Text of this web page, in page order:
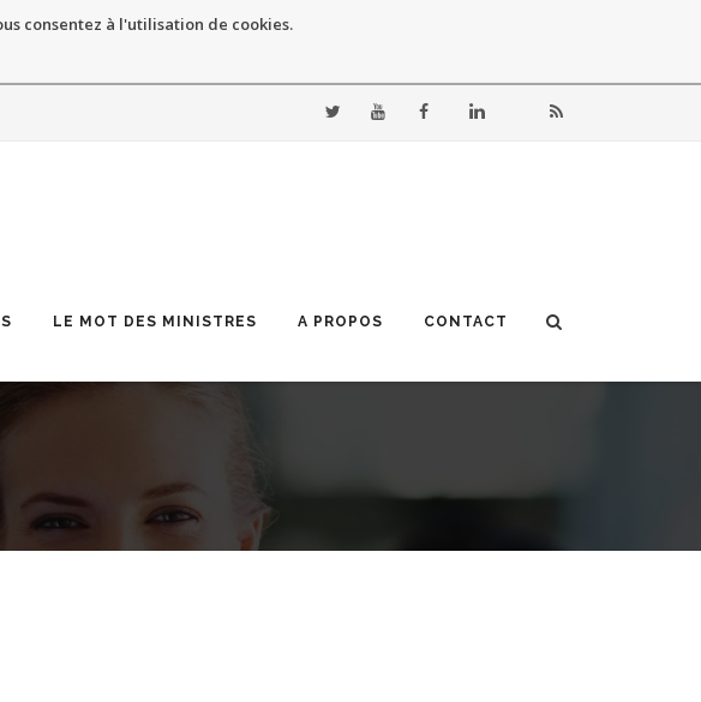
consentez à l'utilisation de cookies.
LE MOT DES MINISTRES A PROPOS CONTACT